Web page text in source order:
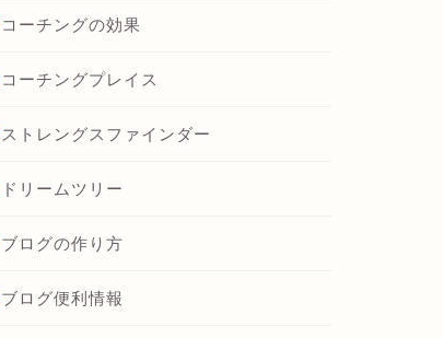
コーチングの効果
コーチングプレイス
ストレングスファインダー
ドリームツリー
ブログの作り方
ブログ便利情報